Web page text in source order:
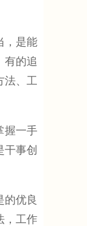
，是能
有的追
法、工
握一手
事创
的优良
，工作